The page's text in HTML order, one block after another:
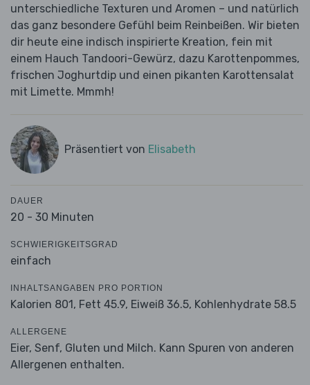
unterschiedliche Texturen und Aromen – und natürlich
das ganz besondere Gefühl beim Reinbeißen. Wir bieten
dir heute eine indisch inspirierte Kreation, fein mit
einem Hauch Tandoori-Gewürz, dazu Karottenpommes,
frischen Joghurtdip und einen pikanten Karottensalat
mit Limette. Mmmh!
Präsentiert von Elisabeth
DAUER
20 - 30 Minuten
SCHWIERIGKEITSGRAD
einfach
INHALTSANGABEN PRO PORTION
Kalorien 801, Fett 45.9, Eiweiß 36.5, Kohlenhydrate 58.5
ALLERGENE
Eier, Senf, Gluten und Milch. Kann Spuren von anderen
Allergenen enthalten.